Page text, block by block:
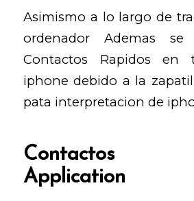
Asimismo a lo largo de
ordenador Ademas
Contactos Rapidos en
iphone debido a la
pata interpretacion de
Contactos
Application